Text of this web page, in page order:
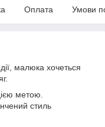
Оплата Умови
малюка хочеться
метою.
стиль